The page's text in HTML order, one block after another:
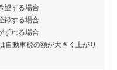
望する場合
録する場合
ずれる場合
自動車税の額が大きく上がり